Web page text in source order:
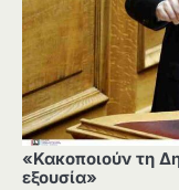
«Κακοποιούν τη
εξουσία»